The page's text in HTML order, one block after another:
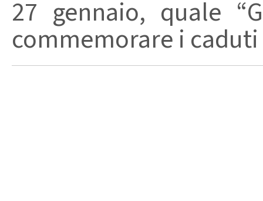
27 gennaio, quale
commemorare i